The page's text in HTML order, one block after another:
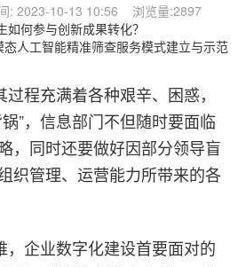
: 2023-10-13 10:56 浏览量:2897
如何参与创新成果转化？
人工智能精准筛查服务模式建立与示范
程充满着各种艰辛、困惑，
”，信息部门不但随时要面临
，同时还要做好因部分领导盲
织管理、运营能力所带来的各
企业数字化建设首要面对的